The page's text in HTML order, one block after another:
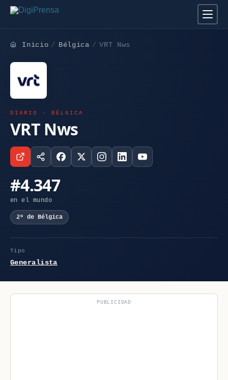
Inicio Bélgica VRT Nws
DIARIO · BÉLGICA
VRT Nws
#4.347
en el mundo
2º de Bélgica
Tipo
Generalista
PUBLICIDAD